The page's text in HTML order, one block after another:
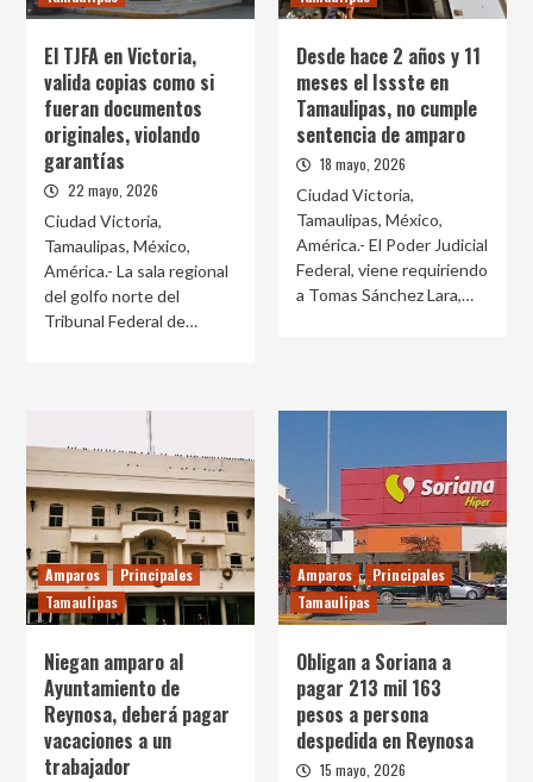
El TJFA en Victoria,
valida copias como si
fueran documentos
originales, violando
garantías
22 mayo, 2026
Ciudad Victoria,
Tamaulipas, México,
América.- La sala regional
del golfo norte del
Tribunal Federal de…
Desde hace 2 años y 11
meses el Issste en
Tamaulipas, no cumple
sentencia de amparo
18 mayo, 2026
Ciudad Victoria,
Tamaulipas, México,
América.- El Poder Judicial
Federal, viene requiriendo
a Tomas Sánchez Lara,…
Amparos
Principales
Tamaulipas
Niegan amparo al
Ayuntamiento de
Reynosa, deberá pagar
vacaciones a un
trabajador
Amparos
Principales
Tamaulipas
Obligan a Soriana a
pagar 213 mil 163
pesos a persona
despedida en Reynosa
15 mayo, 2026